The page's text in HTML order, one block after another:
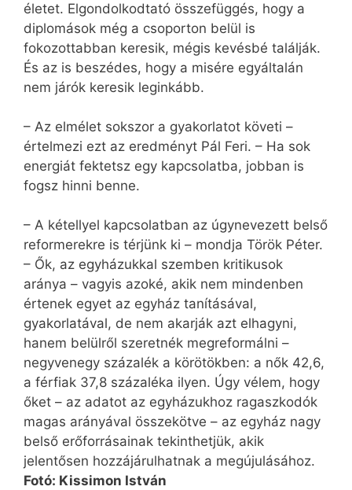
életet. Elgondolkodtató összefüggés, hogy a
diplomások még a csoporton belül is
fokozottabban keresik, mégis kevésbé találják.
És az is beszédes, hogy a misére egyáltalán
nem járók keresik leginkább.
– Az elmélet sokszor a gyakorlatot követi –
értelmezi ezt az eredményt Pál Feri. – Ha sok
energiát fektetsz egy kapcsolatba, jobban is
fogsz hinni benne.
– A kétellyel kapcsolatban az úgynevezett belső
reformerekre is térjünk ki – mondja Török Péter.
– Ők, az egyházukkal szemben kritikusok
aránya – vagyis azoké, akik nem mindenben
értenek egyet az egyház tanításával,
gyakorlatával, de nem akarják azt elhagyni,
hanem belülről szeretnék megreformálni –
negyvenegy százalék a körötökben: a nők 42,6,
a férfiak 37,8 százaléka ilyen. Úgy vélem, hogy
őket – az adatot az egyházukhoz ragaszkodók
magas arányával összekötve – az egyház nagy
belső erőforrásainak tekinthetjük, akik
jelentősen hozzájárulhatnak a megújulásához.
Fotó: Kissimon István